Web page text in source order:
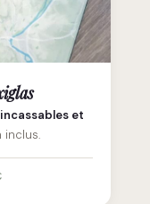
et
inclus.